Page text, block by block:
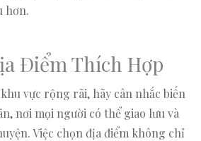
hơn.
Điểm Thích Hợp
vực rộng rãi, hãy cân nhắc biến
nơi mọi người có thể giao lưu và
Việc chọn địa điểm không chỉ